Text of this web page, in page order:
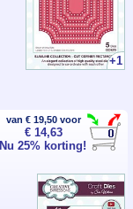
+1
van € 19,50 voor
€ 14,63
Nu 25% korting!